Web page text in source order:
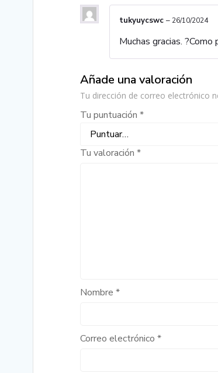
tukyuycswc – 26/10/2024
Muchas gracias. ?Como
Añade una valoración
Tu dirección de correo electrónico
Tu puntuación *
Tu valoración *
Nombre *
Correo electrónico *